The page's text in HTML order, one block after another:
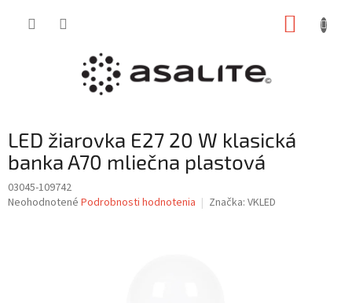
LED žiarovka E27 20 W klasická
banka A70 mliečna plastová
03045-109742
Priemerné
Neohodnotené Podrobnosti hodnotenia Značka: VKLED